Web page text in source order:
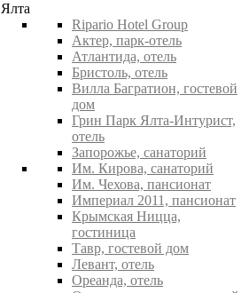
Ялта
Ripario Hotel Group
Актер, парк-отель
Атлантида, отель
Бристоль, отель
Вилла Багратион, гостевой
дом
Грин Парк Ялта-Интурист,
отель
Запорожье, санаторий
Им. Кирова, санаторий
Им. Чехова, пансионат
Империал 2011, пансионат
Крымская Ницца,
гостиница
Тавр, гостевой дом
Левант, отель
Ореанда, отель